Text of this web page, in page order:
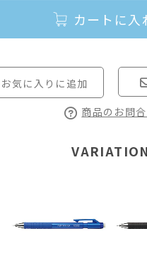
カートに入
商品のお問
VARIATION